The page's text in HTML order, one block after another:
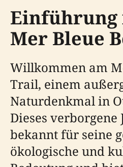
Einführung
Mer Bleue
Willkommen am
Trail, einem
Naturdenkmal in
Dieses verborgene
bekannt für seine
ökologische und